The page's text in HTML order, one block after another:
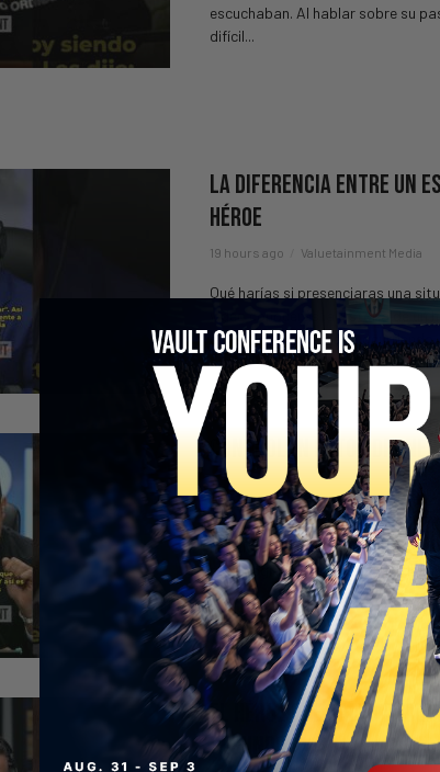
escuchaban. Al hablar sobre su
difícil...
La Diferencia Entre Un
Héroe
19 hours ago Valuetainment Media
Qué harías si presenciaras una
video conocerás la historia de un
observó lo que estaba ocurriendo,
Controlan Estos Drones
21 hours ago Valuetainment Media
En este video analizamos cómo
navales para atacar
tecnología está transformando la
El Héroe Que Salvó
Segundos
SECURE